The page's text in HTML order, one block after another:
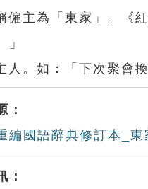
僱主為「東家」。《
」
人。如：「下次聚會
：
編國語辭典修訂本_東
：